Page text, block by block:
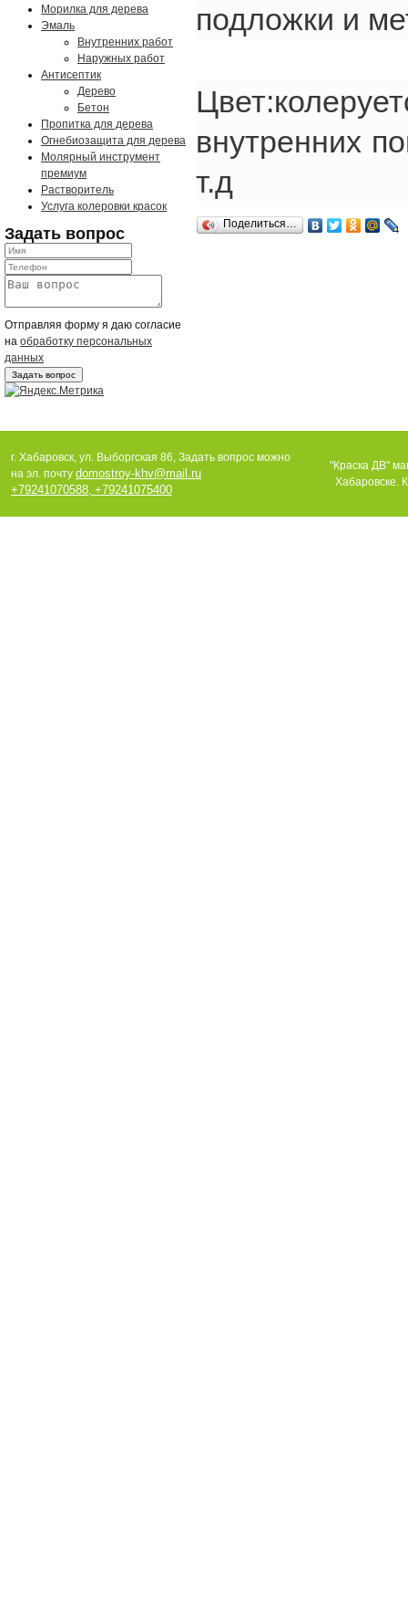
Морилка для дерева
Эмаль
Внутренних работ
Наружных работ
Антисептик
Дерево
Бетон
Пропитка для дерева
Огнебиозащита для дерева
Молярный инструмент
премиум
Растворитель
Услуга колеровки красок
Задать вопрос
Отправляя форму я даю согласие
на обработку персональных
данных
подложки и
внутренних
т.д
Поделиться…
г. Хабаровск, ул. Выборгская 86, Задать вопрос можно
на эл. почту domostroy-khv@mail.ru
+79241070588, +79241075400
"Краска ДВ"
Хабаровске.